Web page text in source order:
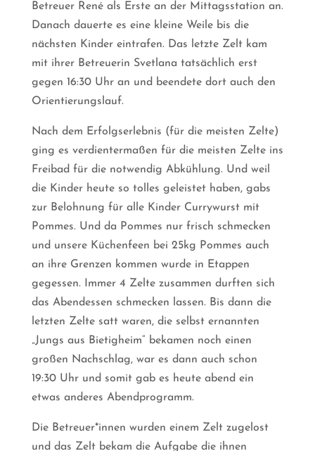
Betreuer René als Erste an der Mittagsstation an.
Danach dauerte es eine kleine Weile bis die
nächsten Kinder eintrafen. Das letzte Zelt kam
mit ihrer Betreuerin Svetlana tatsächlich erst
gegen 16:30 Uhr an und beendete dort auch den
Orientierungslauf.
Nach dem Erfolgserlebnis (für die meisten Zelte)
ging es verdientermaßen für die meisten Zelte ins
Freibad für die notwendig Abkühlung. Und weil
die Kinder heute so tolles geleistet haben, gabs
zur Belohnung für alle Kinder Currywurst mit
Pommes. Und da Pommes nur frisch schmecken
und unsere Küchenfeen bei 25kg Pommes auch
an ihre Grenzen kommen wurde in Etappen
gegessen. Immer 4 Zelte zusammen durften sich
das Abendessen schmecken lassen. Bis dann die
letzten Zelte satt waren, die selbst ernannten
„Jungs aus Bietigheim“ bekamen noch einen
großen Nachschlag, war es dann auch schon
19:30 Uhr und somit gab es heute abend ein
etwas anderes Abendprogramm.
Die Betreuer*innen wurden einem Zelt zugelost
und das Zelt bekam die Aufgabe die ihnen